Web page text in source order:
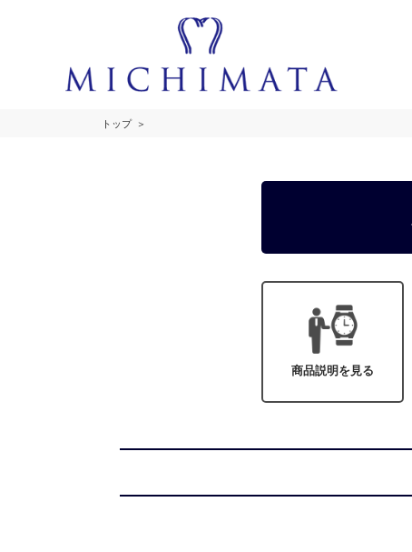
トップ
商品説明を見る